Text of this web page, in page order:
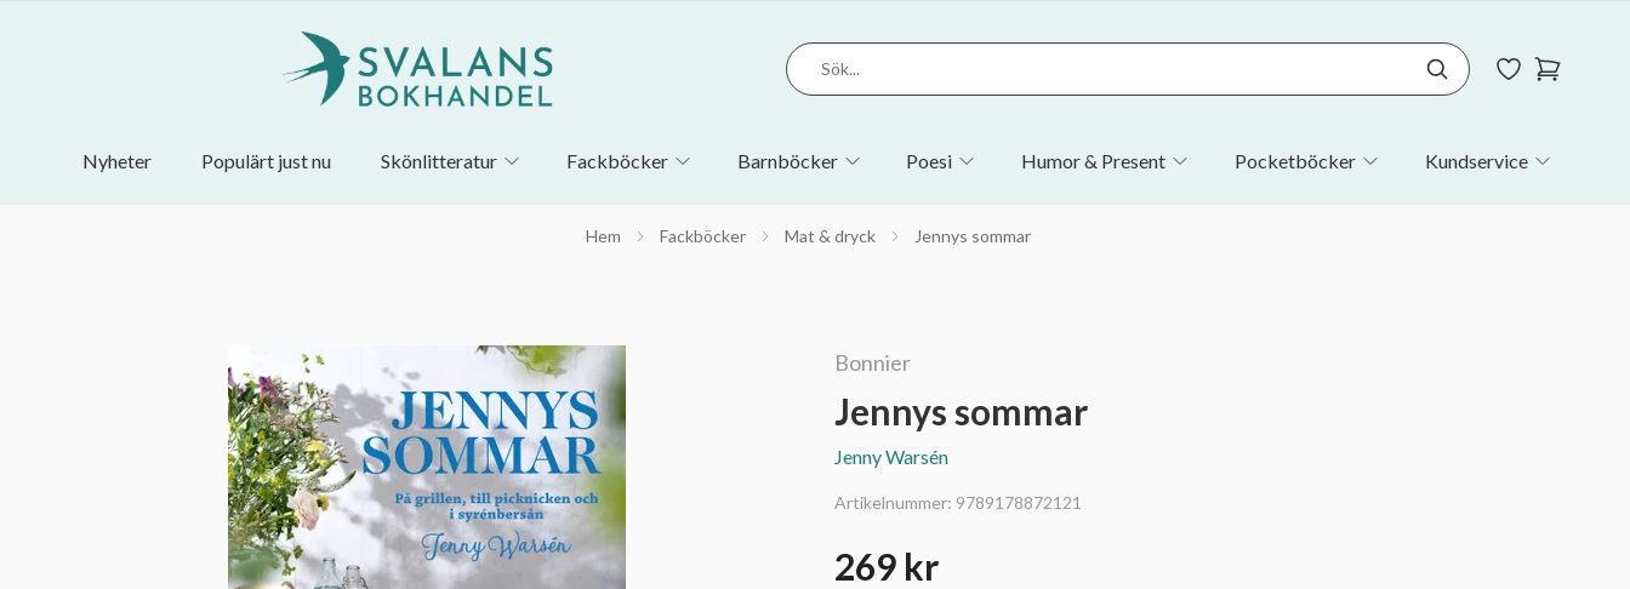
Nyheter Populärt just nu Skönlitteratur Fackböcker Barnböcker Poesi Humor & Present Pocketböcker Kundservice
Hem Fackböcker Mat & dryck Jennys sommar
Bonnier
Jennys sommar
Jenny Warsén
Artikelnummer: 9789178872121
269 kr